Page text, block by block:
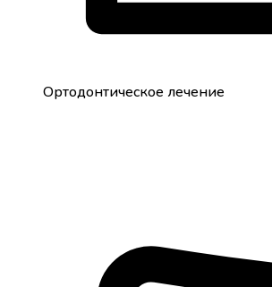
Ортодонтическое лечение